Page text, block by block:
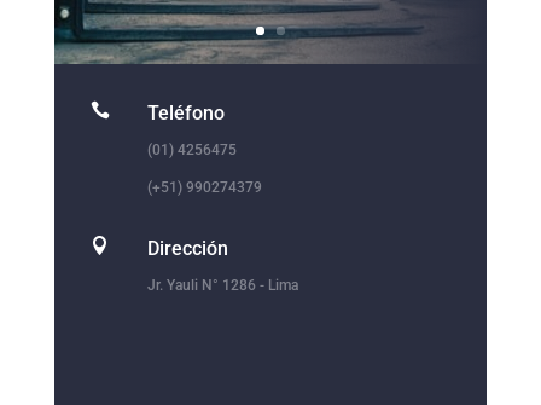
 Teléfono
(01) 4256475
(+51) 990274379
 Dirección
Jr. Yauli N° 1286 - Lima